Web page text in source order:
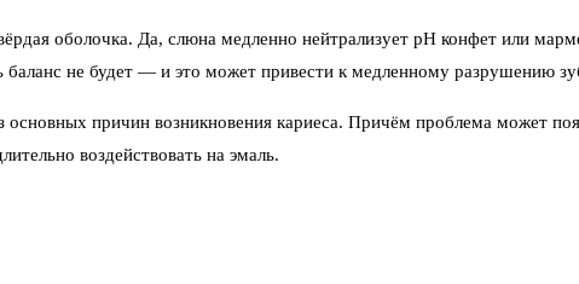
оболочка. Да, слюна медленно нейтрализует pH конфет или
баланс не будет — и это может привести к медленному разрушению
причин возникновения кариеса. Причём проблема может
воздействовать на эмаль.